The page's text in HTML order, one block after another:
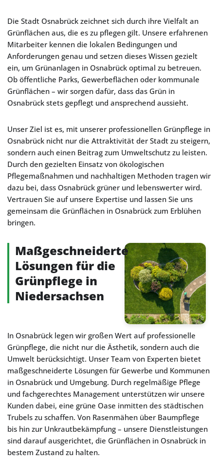
Die Stadt Osnabrück zeichnet sich durch ihre Vielfalt an
Grünflächen aus, die es zu pflegen gilt. Unsere erfahrenen
Mitarbeiter kennen die lokalen Bedingungen und
Anforderungen genau und setzen dieses Wissen gezielt
ein, um Grünanlagen in Osnabrück optimal zu betreuen.
Ob öffentliche Parks, Gewerbeflächen oder kommunale
Grünflächen – wir sorgen dafür, dass das Grün in
Osnabrück stets gepflegt und ansprechend aussieht.
Unser Ziel ist es, mit unserer professionellen Grünpflege in
Osnabrück nicht nur die Attraktivität der Stadt zu steigern,
sondern auch einen Beitrag zum Umweltschutz zu leisten.
Durch den gezielten Einsatz von ökologischen
Pflegemaßnahmen und nachhaltigen Methoden tragen wir
dazu bei, dass Osnabrück grüner und lebenswerter wird.
Vertrauen Sie auf unsere Expertise und lassen Sie uns
gemeinsam die Grünflächen in Osnabrück zum Erblühen
bringen.
Maßgeschneiderte
Lösungen für die
Grünpflege in
Niedersachsen
In Osnabrück legen wir großen Wert auf professionelle
Grünpflege, die nicht nur die Ästhetik, sondern auch die
Umwelt berücksichtigt. Unser Team von Experten bietet
maßgeschneiderte Lösungen für Gewerbe und Kommunen
in Osnabrück und Umgebung. Durch regelmäßige Pflege
und fachgerechtes Management unterstützen wir unsere
Kunden dabei, eine grüne Oase inmitten des städtischen
Trubels zu schaffen. Von Rasenmähen über Baumpflege
bis hin zur Unkrautbekämpfung – unsere Dienstleistungen
sind darauf ausgerichtet, die Grünflächen in Osnabrück in
bestem Zustand zu halten.